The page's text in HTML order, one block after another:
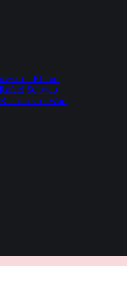
– Rhaud
Schwab
GosWod